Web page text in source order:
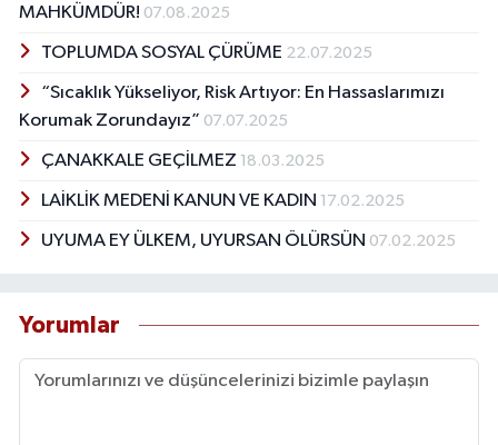
MAHKÜMDÜR! 07.08.2025
TOPLUMDA SOSYAL ÇÜRÜME 22.07.2025
“Sıcaklık Yükseliyor, Risk Artıyor: En Hassaslarımızı
Korumak Zorundayız” 07.07.2025
ÇANAKKALE GEÇİLMEZ 18.03.2025
LAİKLİK MEDENİ KANUN VE KADIN 17.02.2025
UYUMA EY ÜLKEM, UYURSAN ÖLÜRSÜN 07.02.2025
Yorumlar